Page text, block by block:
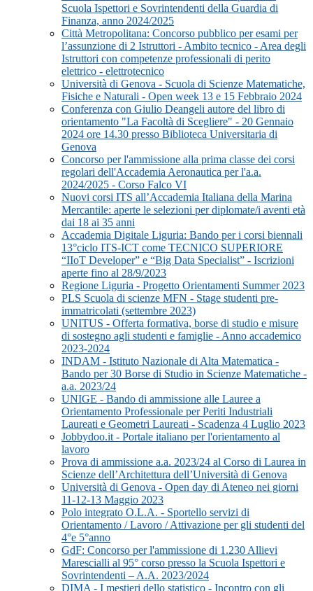
Scuola Ispettori e Sovrintendenti della Guardia di
Finanza, anno 2024/2025
Città Metropolitana: Concorso pubblico per esami per
l’assunzione di 2 Istruttori - Ambito tecnico - Area degli
Istruttori con competenze professionali di perito
elettrico - elettrotecnico
Università di Genova - Scuola di Scienze Matematiche,
Fisiche e Naturali - Open week 13 e 15 Febbraio 2024
Conferenza con Giulio Deangeli autore del libro di
orientamento "La Facoltà di Scegliere" - 20 Gennaio
2024 ore 14.30 presso Biblioteca Universitaria di
Genova
Concorso per l'ammissione alla prima classe dei corsi
regolari dell'Accademia Aeronautica per l'a.a.
2024/2025 - Corso Falco VI
Nuovi corsi ITS all’Accademia Italiana della Marina
Mercantile: aperte le selezioni per diplomate/i aventi età
dai 18 ai 35 anni
Accademia Digitale Liguria: Bando per i corsi biennali
13°ciclo ITS-ICT come TECNICO SUPERIORE
“IIoT Developer” e “Big Data Specialist” - Iscrizioni
aperte fino al 28/9/2023
Regione Liguria - Progetto Orientamenti Summer 2023
PLS Scuola di scienze MFN - Stage studenti pre-
immatricolati (settembre 2023)
UNITUS - Offerta formativa, borse di studio e misure
di sostegno agli studenti e famiglie - Anno accademico
2023-2024
INDAM - Istituto Nazionale di Alta Matematica -
Bando per 30 Borse di Studio in Scienze Matematiche -
a.a. 2023/24
UNIGE - Bando di ammissione alle Lauree a
Orientamento Professionale per Periti Industriali
Laureati e Geometri Laureati - Scadenza 4 Luglio 2023
Jobbydoo.it - Portale italiano per l'orientamento al
lavoro
Prova di ammissione a.a. 2023/24 al Corso di Laurea in
Scienze dell’Architettura dell’Università di Genova
Università di Genova - Open day di Ateneo nei giorni
11-12-13 Maggio 2023
Polo integrato O.L.A. - Sportello servizi di
Orientamento / Lavoro / Attivazione per gli studenti del
4°e 5°anno
GdF: Concorso per l'ammissione di 1.230 Allievi
Marescialli al 95° corso presso la Scuola Ispettori e
Sovrintendenti – A.A. 2023/2024
DIMA - I mestieri dello statistico - Incontro con gli